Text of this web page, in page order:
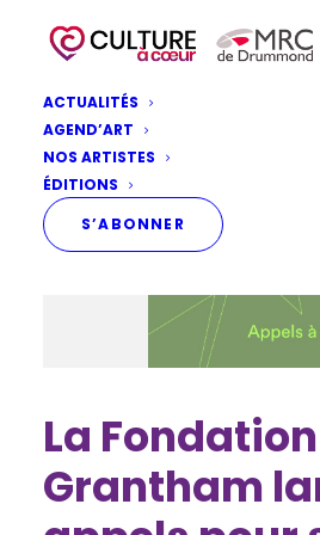
ACTUALITÉS
AGEND’ART
NOS ARTISTES
ÉDITIONS
S’ABONNER
La Fondation
Grantham